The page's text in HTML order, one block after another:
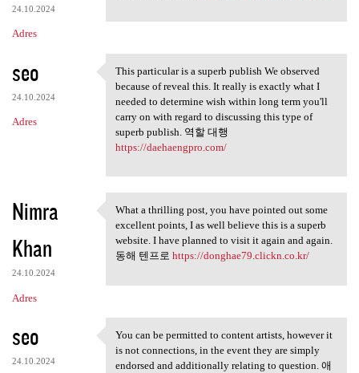
24.10.2024
Adres
seo
24.10.2024
Adres
This particular is a superb
This particular is a superb publish We observed
because of reveal this. It really is exactly what I
needed to determine wish within long term you'll
carry on with regard to discussing this type of
superb publish. 역할 대행
https://daehaengpro.com/
Nimra
Khan
24.10.2024
Adres
What a thrilling post, you
What a thrilling post, you have pointed out some
excellent points, I as well believe this is a superb
website. I have planned to visit it again and again.
동해 텐프로 https://donghae79.clickn.co.kr/
seo
24.10.2024
You can be permitted to
You can be permitted to content artists, however it
is not connections, in the event they are simply
endorsed and additionally relating to question. 애